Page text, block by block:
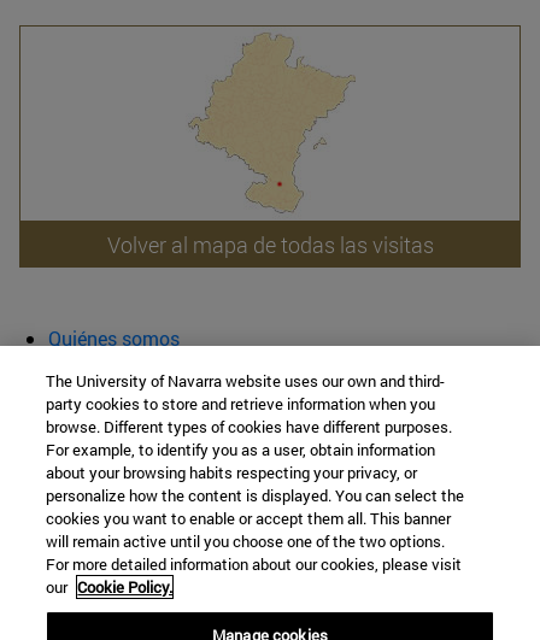
Volver al mapa de todas las visitas
Quiénes somos
Aula abierta
Cátedra de Patrimonio y Arte Navarro
Facultad de Filosofía y Letras
Campus Universitario s/n
Navarra
The University of Navarra website uses our own and third-
party cookies to store and retrieve information when you
browse. Different types of cookies have different purposes.
For example, to identify you as a user, obtain information
about your browsing habits respecting your privacy, or
personalize how the content is displayed. You can select the
cookies you want to enable or accept them all. This banner
will remain active until you choose one of the two options.
For more detailed information about our cookies, please visit
our Cookie Policy.
Manage cookies